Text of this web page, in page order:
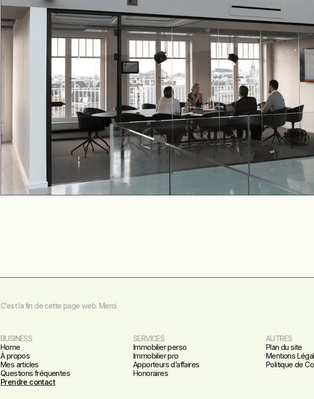
C’est la fin de cette page web. Merci.
BUSINESS
Home
À propos
Mes articles
Questions fréquentes
Prendre contact
SERVICES
Immobilier perso
Immobilier pro
Apporteurs d’affaires
Honoraires
AUTRES
Plan du site
Mentions
Politique de